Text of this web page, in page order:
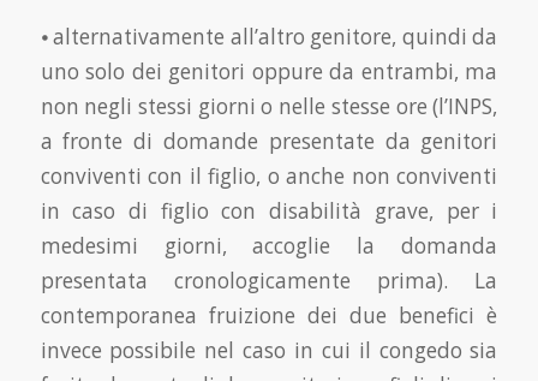
⦁ alternativamente all’altro genitore, quindi da
uno solo dei genitori oppure da entrambi, ma
non negli stessi giorni o nelle stesse ore (l’INPS,
a fronte di domande presentate da genitori
conviventi con il figlio, o anche non conviventi
in caso di figlio con disabilità grave, per i
medesimi giorni, accoglie la domanda
presentata cronologicamente prima). La
contemporanea fruizione dei due benefici è
invece possibile nel caso in cui il congedo sia